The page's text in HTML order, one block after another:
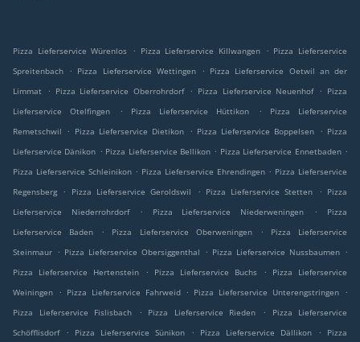
Pizza Lieferservice Würenlos . Pizza Lieferservice Killwangen . Pizza Lieferservice
Spreitenbach
. Pizza Lieferservice Wettingen . Pizza Lieferservice Oetwil an der
Limmat
. Pizza Lieferservice Oberrohrdorf . Pizza Lieferservice Neuenhof . Pizza
Lieferservice Otelfingen
. Pizza Lieferservice Hüttikon .
Pizza Lieferservice
Remetschwil
. Pizza Lieferservice Dietikon . Pizza Lieferservice Boppelsen . Pizza
Lieferservice Dänikon . Pizza Lieferservice Bellikon . Pizza Lieferservice Ennetbaden .
Pizza Lieferservice Schleinikon . Pizza Lieferservice Ehrendingen . Pizza Lieferservice
Regensberg
. Pizza Lieferservice Geroldswil . Pizza Lieferservice Stetten . Pizza
Lieferservice Niederrohrdorf
. Pizza Lieferservice Niederweningen .
Pizza
Lieferservice Baden
. Pizza Lieferservice Oberweningen .
Pizza Lieferservice
Steinmaur . Pizza Lieferservice Obersiggenthal . Pizza Lieferservice Nussbaumen .
Pizza Lieferservice Hertenstein
. Pizza Lieferservice Buchs .
Pizza Lieferservice
Weiningen
. Pizza Lieferservice Fahrweid . Pizza Lieferservice Unterengstringen
.
Pizza Lieferservice Fislisbach
. Pizza Lieferservice Rieden .
Pizza Lieferservice
Schöfflisdorf
. Pizza Lieferservice Sünikon . Pizza Lieferservice Dällikon . Pizza